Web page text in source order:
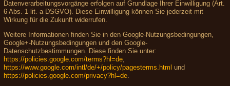
Datenverarbeitungsvorgänge erfolgen auf Grundlage Ihrer Einwilligung (Art.
6 Abs. 1 lit. a DSGVO). Diese Einwilligung können Sie jederzeit mit
Wirkung für die Zukunft widerrufen.
Weitere Informationen finden Sie in den Google-Nutzungsbedingungen,
Google+-Nutzungsbedingungen und den Google-
Datenschutzbestimmungen. Diese finden Sie unter:
https://policies.google.com/terms?hl=de,
https://www.google.com/intl/de/+/policy/pagesterms.html und
https://policies.google.com/privacy?hl=de.